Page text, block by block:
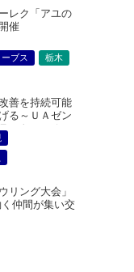
レク「アユの
催
ブス 栃木
善を持続可能
る～ＵＡゼン
フトユニオン
対する要請を
リング大会」
仲間が集い交